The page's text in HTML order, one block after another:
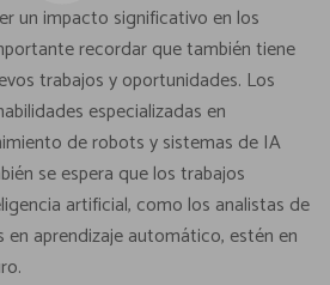
un impacto significativo en los
recordar que también tiene
trabajos y oportunidades. Los
especializadas en
de robots y sistemas de IA
se espera que los trabajos
artificial, como los analistas de
aprendizaje automático, estén en